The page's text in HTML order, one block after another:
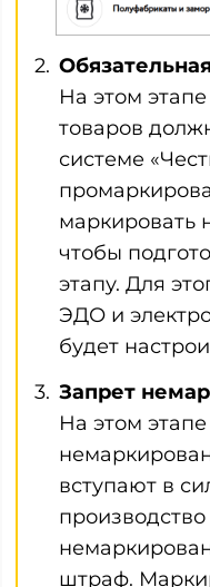
На этом
товаров
системе
маркировать
чтобы
этапу. Для
ЭДО и
будет
Запрет
На этом
вступают в
штраф.